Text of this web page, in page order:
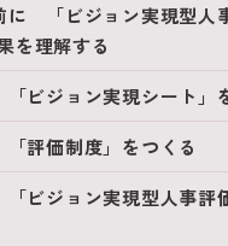
に 「ビジョン実現型人
を理解する
ビジョン実現シート」
評価制度」をつくる
ビジョン実現型人事評